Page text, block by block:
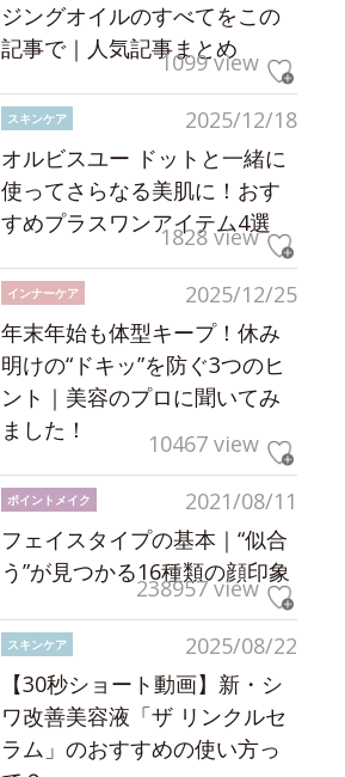
ジングオイルのすべてをこの
記事で｜人気記事まとめ
1099 view
2025/12/18
スキンケア
オルビスユー ドットと一緒に
使ってさらなる美肌に！おす
すめプラスワンアイテム4選
1828 view
2025/12/25
インナーケア
年末年始も体型キープ！休み
明けの“ドキッ”を防ぐ3つのヒ
ント｜美容のプロに聞いてみ
ました！
10467 view
2021/08/11
ポイントメイク
フェイスタイプの基本｜“似合
う”が見つかる16種類の顔印象
238957 view
2025/08/22
スキンケア
【30秒ショート動画】新・シ
ワ改善美容液「ザ リンクルセ
ラム」のおすすめの使い方っ